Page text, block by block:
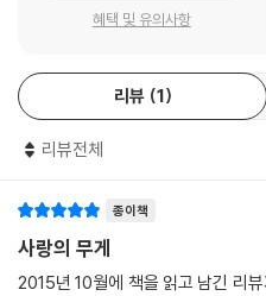
부, 종교 전도자로 살다가 평범한 인
녹스와 만나 비로소 ‘사랑을 배우고
있다. 작가는 소설 중반부에 루엘린
전까지 어렴풋하던 셜리의 내면을
파장을 되짚어간다. 그리고 이 과정
전모도 드러난다.
“날 사랑하지 마, 날 걱정하지 마, 날
혜택 및 유의사항
리뷰 1
리뷰전체
종이책
사랑의 무게
2015년 10월에 책을 읽고 남긴 리